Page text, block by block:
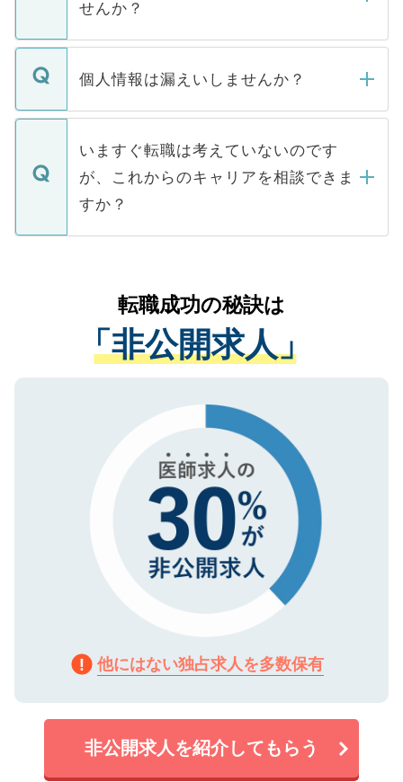
下記の理由によって、一般には公開してい
ません。
■応募殺到を避けるため 人気のある医療機
関を公にしてしまうと、応募が殺到する場
に、医療機関が求める条件に合った人材の
みを人材紹介会社に依頼するケースが増え
ています。
せんか？
転職・入職を強要することは一切ありませ
ん。また、仮に応募先から内定をいただい
定を承諾する必要はありません。内定先へ
の辞退の連絡はキャリアパートナーが行い
個人情報は漏えいしませんか？
個人情報が漏えいすることはありませんの
で、ご安心ください。当サイトからの登録
などで収集したご登録者様の個人情報は、
ご本人のキャリアアップおよび転職活動の
支援を目的に使用いたします。お預かりし
ているすべての個人データはご本人の許可
は、個人情報の取り扱いについての厳密な
管理基準を満たした事業者のみに付与され
る、プライバシーマークを取得済みです。
で、機密保持に関してもご安心ください。
いますぐ転職は考えていないのです
が、これからのキャリアを相談できま
すか？
かがいして、現在の医療機関の状況や紹介
経験をまじえながら、適切なアドバイスを
させていただきます。すぐにご転職をされ
ない方には、長期的なサポートが可能です
ので、まずはご登録ください。
転職成功の秘訣は
「非公開求人」
他にはない独占求人を多数保有
非公開求人を紹介してもらう